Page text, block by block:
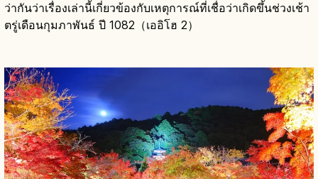
ว่ากันว่าเรื่องเล่านี้เกี่ยวข้องกับเหตุการณ์ที่เชื่อว่าเกิดขึ้นช่วงเช้า
ตรู่เดือนกุมภาพันธ์ ปี 1082（เออิโฮ 2）